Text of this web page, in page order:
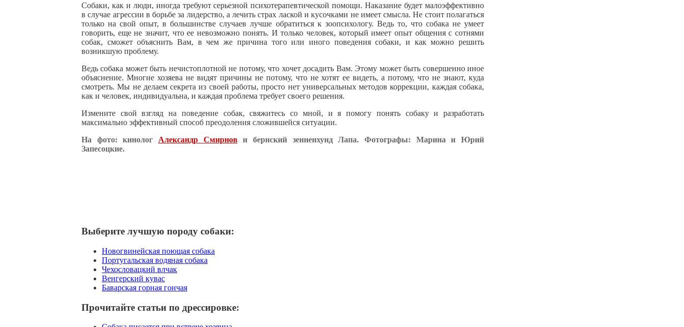
Собаки, как и люди, иногда требуют серьезной психотерапевтической помощи. Наказание будет малоэффективно
в случае агрессии в борьбе за лидерство, а лечить страх лаской и кусочками не имеет смысла. Не стоит полагаться
только на свой опыт, в большинстве случаев лучше обратиться к зоопсихологу. Ведь то, что собака не умеет
говорить, еще не значит, что ее невозможно понять. И только человек, который имеет опыт общения с сотнями
собак, сможет объяснить Вам, в чем же причина того или иного поведения собаки, и как можно решить
возникшую проблему.
Ведь собака может быть нечистоплотной не потому, что хочет досадить Вам. Этому может быть совершенно иное
объяснение. Многие хозяева не видят причины не потому, что не хотят ее видеть, а потому, что не знают, куда
смотреть. Мы не делаем секрета из своей работы, просто нет универсальных методов коррекции, каждая собака,
как и человек, индивидуальна, и каждая проблема требует своего решения.
Измените свой взгляд на поведение собак, свяжитесь со мной, и я помогу понять собаку и разработать
максимально эффективный способ преодоления сложившейся ситуации.
На фото: кинолог Александр Смирнови бернский зенненхунд Лапа. Фотографы: Марина и Юрий
Запесоцкие.
Выберите лучшую породу собаки:
Новогвинейская поющая собака
Португальская водяная собака
Чехословацкий влчак
Венгерский кувас
Баварская горная гончая
Прочитайте статьи по дрессировке: